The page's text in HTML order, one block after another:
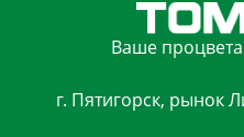
Ваше
г. Пятигорск, рынок